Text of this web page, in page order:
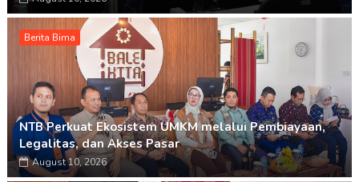
Berita Bima
NTB Perkuat Ekosistem UMKM melalui Pembiayaan,
Legalitas, dan Akses Pasar
August 10, 2026